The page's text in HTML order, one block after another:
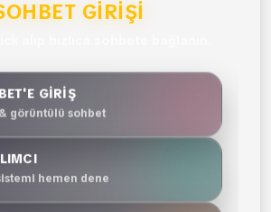
GIRIŞI
GİRİŞ
görüntülü sohbet
hemen dene